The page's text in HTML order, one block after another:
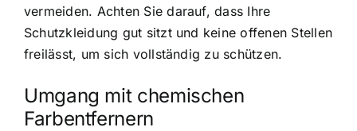
vermeiden. Achten Sie darauf, dass Ihre
Schutzkleidung gut sitzt und keine offenen Stellen
freilässt, um sich vollständig zu schützen.
Umgang mit chemischen
Farbentfernern